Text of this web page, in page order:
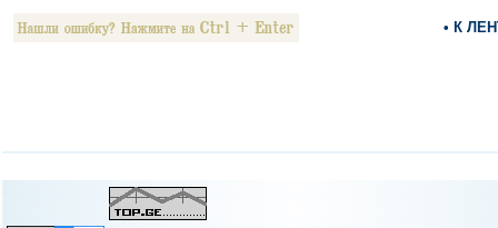
• К